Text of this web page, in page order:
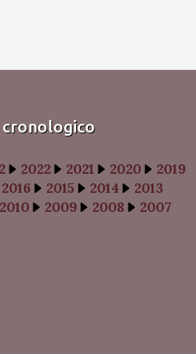
cronologico
2022 2021 2020
2019
2016 2015 2014
2013
2010 2009 2008
2007